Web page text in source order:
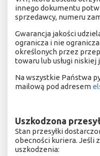
innego dokumentu
sprzedawcy, numeru
Gwarancja jakości
ogranicza i nie
określonych przez
towaru lub usługi niskiej
Na wszystkie Państwa
mailową pod adresem
Uszkodzona
Stan przesyłki
obecności kuriera. Jeśli
uszkodzenia: